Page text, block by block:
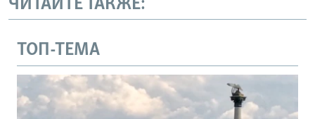
ЧИТАЙТЕ ТАКЖЕ:
ТОП-ТЕМА